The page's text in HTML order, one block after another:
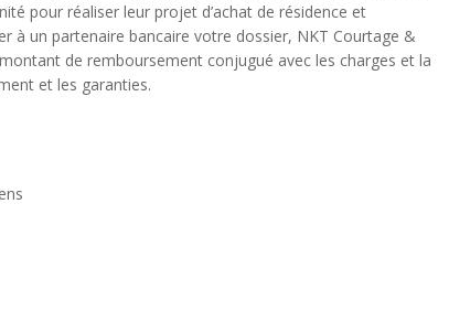
pour réaliser leur projet d’achat de résidence et
à un partenaire bancaire votre dossier, NKT Courtage &
de remboursement conjugué avec les charges et la
et les garanties.